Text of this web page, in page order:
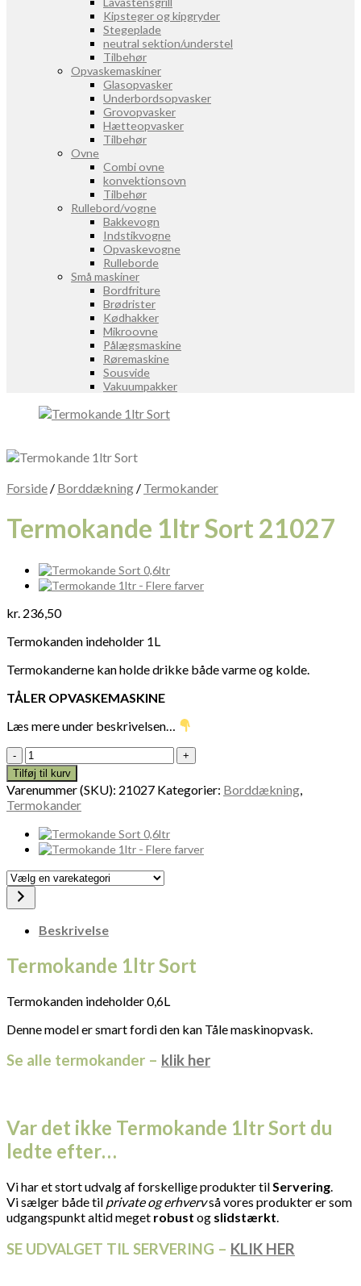
Kipsteger og kipgryder
Stegeplade
neutral sektion/understel
Tilbehør
Opvaskemaskiner
Glasopvasker
Underbordsopvasker
Grovopvasker
Hætteopvasker
Tilbehør
Ovne
Combi ovne
konvektionsovn
Tilbehør
Rullebord/vogne
Bakkevogn
Indstikvogne
Opvaskevogne
Rulleborde
Små maskiner
Bordfriture
Brødrister
Kødhakker
Mikroovne
Pålægsmaskine
Røremaskine
Sousvide
Vakuumpakker
Forside / Borddækning / Termokander
Termokande 1ltr Sort 21027
kr. 236,50
Termokanden indeholder 1L
Termokanderne kan holde drikke både varme og kolde.
TÅLER OPVASKEMASKINE
Læs mere under beskrivelsen…
Termokande
1ltr
Sort
21027
antal
Tilføj til kurv
Varenummer (SKU): 21027 Kategorier: Borddækning,
Termokander
Vælg
en
varekategori
Beskrivelse
Termokande 1ltr Sort
Termokanden indeholder 0,6L
Denne model er smart fordi den kan Tåle maskinopvask.
Se alle termokander – klik her
Var det ikke Termokande 1ltr Sort du
ledte efter…
Vi har et stort udvalg af forskellige produkter tilServering.
Vi sælger både til private og erhvervså vores produkter er som
udgangspunkt altid meget robust og slidstærkt.
SE UDVALGET TIL SERVERING – KLIK HER